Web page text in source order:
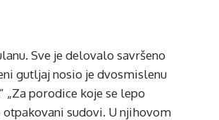
Sve je delovalo savršeno
gutljaj nosio je dvosmislenu
„Za porodice koje se lepo
sudovi. U njihovom